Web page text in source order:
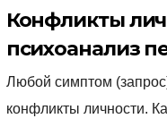
Конфликты
психоанализ
Любой симптом
конфликты личности.